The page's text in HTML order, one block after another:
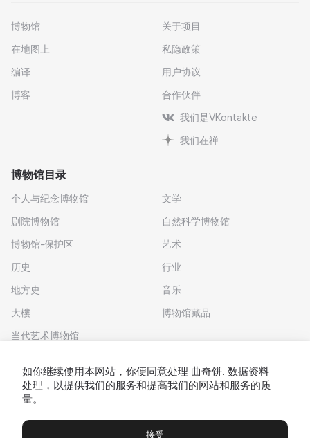
博物馆
在地图上
编译
博客
关于项目
私隐政策
用户协议
合作伙伴
我们是VKontakte
我们在禅
博物馆目录
个人与纪念博物馆
剧院博物馆
博物馆-保护区
历史
地方史
大樓
当代艺术博物馆
文学
自然科学博物馆
艺术
行业
音乐
博物馆藏品
如你继续使用本网站，你便同意处理 曲奇饼. 数据资料
处理，以提供我们的服务和提高我们的网站和服务的质
量。
接受